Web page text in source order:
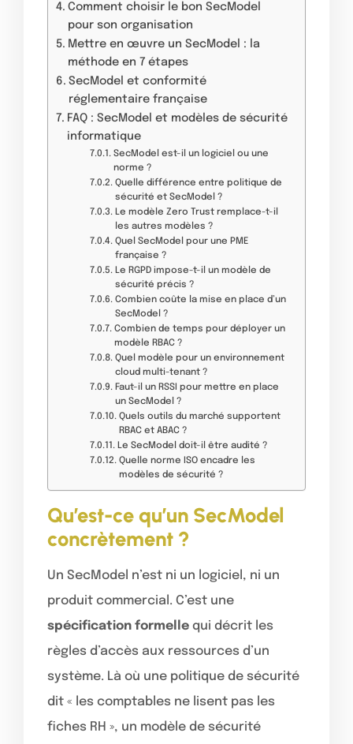
Comment choisir le bon SecModel
pour son organisation
Mettre en œuvre un SecModel : la
méthode en 7 étapes
SecModel et conformité
réglementaire française
FAQ : SecModel et modèles de sécurité
informatique
SecModel est-il un logiciel ou une
norme ?
Quelle différence entre politique de
sécurité et SecModel ?
Le modèle Zero Trust remplace-t-il
les autres modèles ?
Quel SecModel pour une PME
française ?
Le RGPD impose-t-il un modèle de
sécurité précis ?
Combien coûte la mise en place d’un
SecModel ?
Combien de temps pour déployer un
modèle RBAC ?
Quel modèle pour un environnement
cloud multi-tenant ?
Faut-il un RSSI pour mettre en place
un SecModel ?
Quels outils du marché supportent
RBAC et ABAC ?
Le SecModel doit-il être audité ?
Quelle norme ISO encadre les
modèles de sécurité ?
Qu’est-ce qu’un SecModel
concrètement ?
Un SecModel n’est ni un logiciel, ni un
produit commercial. C’est une
spécification formelle qui décrit les
règles d’accès aux ressources d’un
système. Là où une politique de sécurité
dit « les comptables ne lisent pas les
fiches RH », un modèle de sécurité